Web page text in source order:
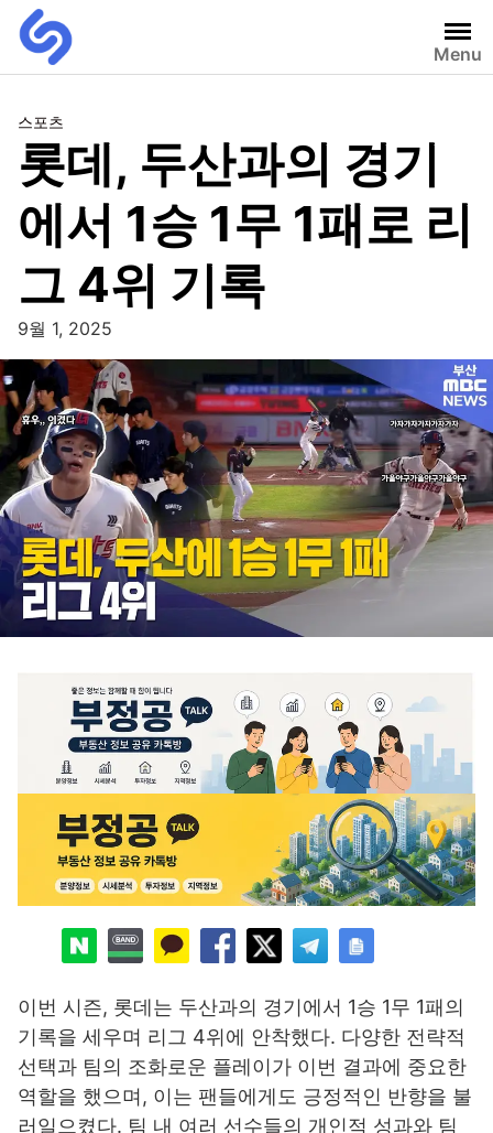
Menu
스포츠
롯데, 두산과의 경기
에서 1승 1무 1패로 리
그 4위 기록
9월 1, 2025
이번 시즌, 롯데는 두산과의 경기에서 1승 1무 1패의
기록을 세우며 리그 4위에 안착했다. 다양한 전략적
선택과 팀의 조화로운 플레이가 이번 결과에 중요한
역할을 했으며, 이는 팬들에게도 긍정적인 반향을 불
러일으켰다. 팀 내 여러 선수들의 개인적 성과와 팀